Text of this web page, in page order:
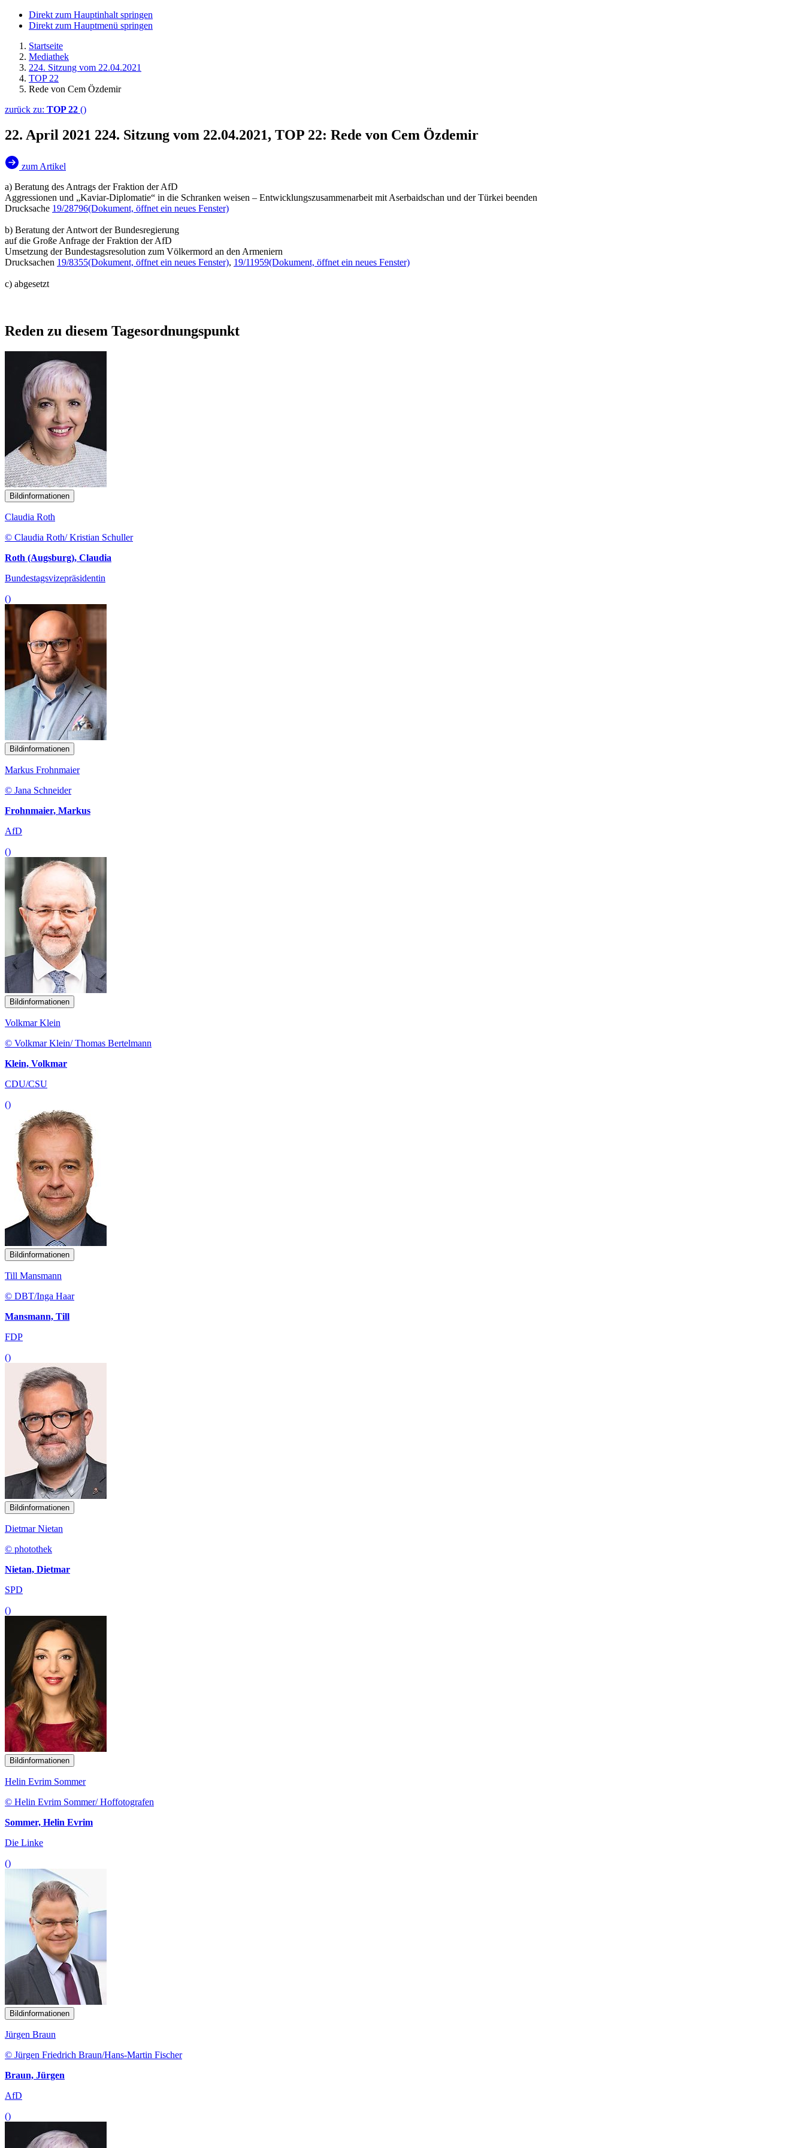
Direkt zum Hauptinhalt springen
Direkt zum Hauptmenü springen
Startseite
Mediathek
224. Sitzung vom 22.04.2021
TOP 22
Rede von Cem Özdemir
zurück zu: TOP 22 ()
22. April 2021 224. Sitzung vom 22.04.2021, TOP 22: Rede von Cem Özdemir
zum Artikel
a) Beratung des Antrags der Fraktion der AfD
Aggressionen und „Kaviar-Diplomatie“ in die Schranken weisen – Entwicklungszusammenarbeit mit Aserbaidschan und der Türkei beenden
Drucksache 19/28796(Dokument, öffnet ein neues Fenster)
b) Beratung der Antwort der Bundesregierung
auf die Große Anfrage der Fraktion der AfD
Umsetzung der Bundestagsresolution zum Völkermord an den Armeniern
Drucksachen 19/8355(Dokument, öffnet ein neues Fenster), 19/11959(Dokument, öffnet ein neues Fenster)
c) abgesetzt
Reden zu diesem Tagesordnungspunkt
Bildinformationen
Claudia Roth
© Claudia Roth/ Kristian Schuller
Roth (Augsburg), Claudia
Bundestagsvizepräsidentin
()
Bildinformationen
Markus Frohnmaier
© Jana Schneider
Frohnmaier, Markus
AfD
()
Bildinformationen
Volkmar Klein
© Volkmar Klein/ Thomas Bertelmann
Klein, Volkmar
CDU/CSU
()
Bildinformationen
Till Mansmann
© DBT/Inga Haar
Mansmann, Till
FDP
()
Bildinformationen
Dietmar Nietan
© photothek
Nietan, Dietmar
SPD
()
Bildinformationen
Helin Evrim Sommer
© Helin Evrim Sommer/ Hoffotografen
Sommer, Helin Evrim
Die Linke
()
Bildinformationen
Jürgen Braun
© Jürgen Friedrich Braun/Hans-Martin Fischer
Braun, Jürgen
AfD
()